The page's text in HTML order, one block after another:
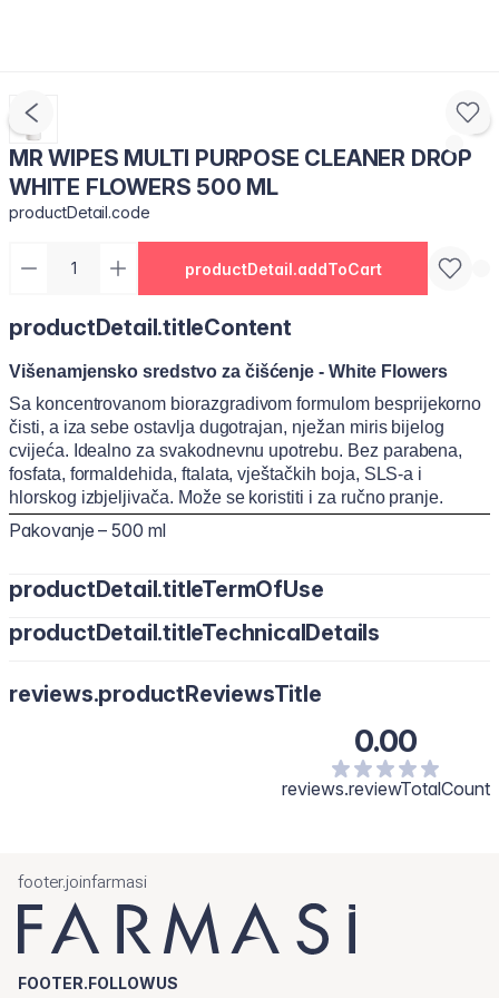
MR WIPES MULTI PURPOSE CLEANER DROP
WHITE FLOWERS 500 ML
productDetail.code
productDetail.addToCart
productDetail.titleContent
Višenamjensko sredstvo za čišćenje - White Flowers
Sa koncentrovanom biorazgradivom formulom besprijekorno
čisti, a iza sebe ostavlja dugotrajan, nježan miris bijelog
cvijeća. Idealno za svakodnevnu upotrebu. Bez parabena,
fosfata, formaldehida, ftalata, vještačkih boja, SLS-a i
hlorskog izbjeljivača. Može se koristiti i za ručno pranje.
Pakovanje – 500 ml
productDetail.titleTermOfUse
productDetail.titleTechnicalDetails
reviews.productReviewsTitle
0.00
reviews.reviewTotalCount
footer.joinfarmasi
FOOTER.FOLLOWUS